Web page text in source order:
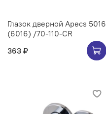
Глазок дверной Apecs 5016
(6016) /70-110-CR
363 ₽